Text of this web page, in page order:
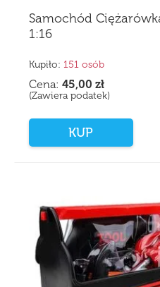
Samochód
1:16
Kupiło: 151 osób
Cena: 45,00 zł
(Zawiera podatek)
KUP